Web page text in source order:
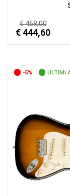
€ 468,00
€ 444,60
-5% ULTIMI